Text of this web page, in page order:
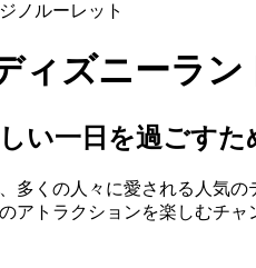
ノ ルーレット
ィズニーラン
い一日を過ごすた
多くの人々に愛される人気
アトラクションを楽しむチ